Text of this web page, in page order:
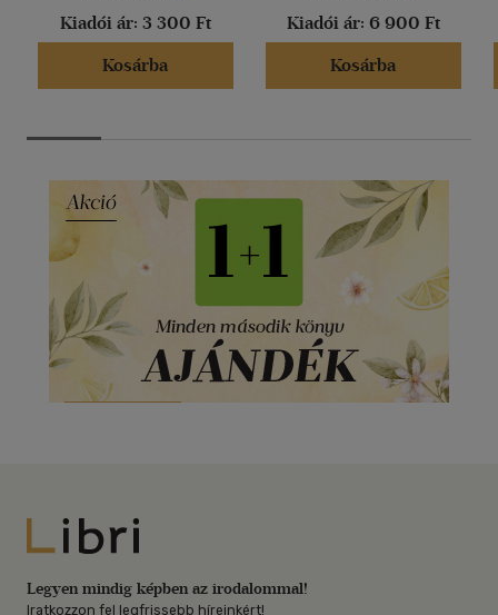
Kiadói ár: 3 300 Ft
Kosárba
Kiadói ár: 6 900 Ft
Kosárba
Libri
Legyen mindig képben az irodalommal!
Iratkozzon fel legfrissebb híreinkért!